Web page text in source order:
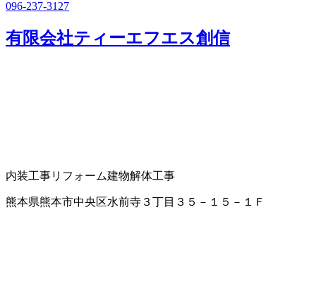
096-237-3127
有限会社ティーエフエス創信
内装工事リフォーム建物解体工事
熊本県熊本市中央区水前寺３丁目３５－１５－１Ｆ